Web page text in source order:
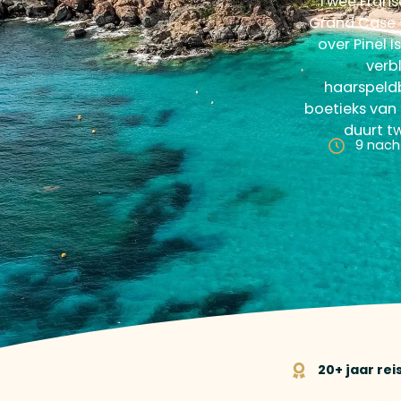
Grand Case
over Pinel
boetieks
duurt
9
20+ jaar